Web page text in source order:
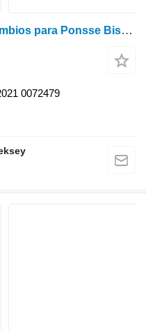
ZF CP230 0079355 caja de cambios para Ponsse Bison autocargador para piezas
0072479